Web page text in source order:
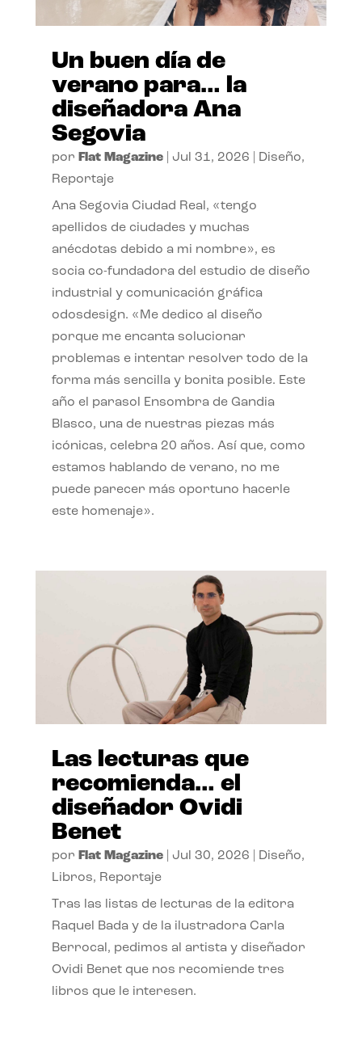
Un buen día de
verano para… la
diseñadora Ana
Segovia
por Flat Magazine| Jul 31, 2026 Diseño,
Reportaje
Ana Segovia Ciudad Real, «tengo
apellidos de ciudades y muchas
anécdotas debido a mi nombre», es
socia co-fundadora del estudio de diseño
industrial y comunicación gráfica
odosdesign. «Me dedico al diseño
porque me encanta solucionar
problemas e intentar resolver todo de la
forma más sencilla y bonita posible. Este
año el parasol Ensombra de Gandia
Blasco, una de nuestras piezas más
icónicas, celebra 20 años. Así que, como
estamos hablando de verano, no me
puede parecer más oportuno hacerle
este homenaje».
Las lecturas que
recomienda… el
diseñador Ovidi
Benet
por Flat Magazine| Jul 30, 2026 Diseño,
Libros, Reportaje
Tras las listas de lecturas de la editora
Raquel Bada y de la ilustradora Carla
Berrocal, pedimos al artista y diseñador
Ovidi Benet que nos recomiende tres
libros que le interesen.